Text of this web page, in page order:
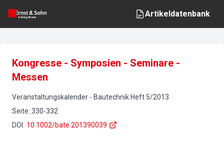
Artikeldatenbank
Kongresse - Symposien - Seminare -
Messen
Veranstaltungskalender - Bautechnik Heft 5/2013
Seite: 330-332
DOI : 10.1002/bate.201390039